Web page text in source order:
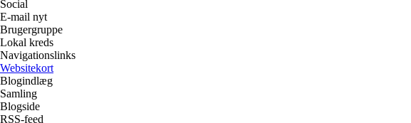
Social
E-mail nyt
Brugergruppe
Lokal kreds
Navigationslinks
Websitekort
Blogindlæg
Samling
Blogside
RSS-feed